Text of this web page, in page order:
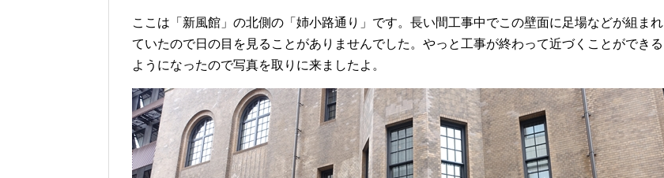
ここは「新風館」の北側の「姉小路通り」です。長い間工事中でこの壁面に足場などが組まれ
ていたので日の目を見ることがありませんでした。やっと工事が終わって近づくことができる
ようになったので写真を取りに来ましたよ。